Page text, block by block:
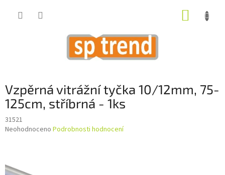
Vzpěrná vitrážní tyčka 10/12mm, 75-
125cm, stříbrná - 1ks
31521
Průměrné
0,0
Neohodnoceno Podrobnosti hodnocení